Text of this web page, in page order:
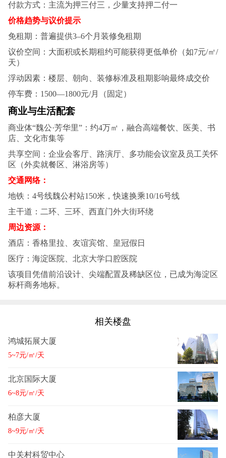
付款方式‌：主流为押三付三，少量支持押二付一
价格趋势与议价提示
免租期‌：普遍提供3–6个月装修免租期
议价空间‌：大面积或长期租约可能获得更低单价（如7元/㎡/
天）
浮动因素‌：楼层、朝向、装修标准及租期影响最终成交价
停车费：1500—1800元/月（固定）
商业与生活配套
商业体“魏公·芳华里”‌：约4万㎡，融合高端餐饮、医美、书
店、文化市集等‌
共享空间‌：企业会客厅、路演厅、多功能会议室及员工关怀
区（外卖就餐区、淋浴房等）‌
交通网络‌：
地铁：4号线魏公村站150米，快速换乘10/16号线‌
主干道：二环、三环、西直门外大街环绕‌
周边资源‌：
酒店：香格里拉、友谊宾馆、皇冠假日‌
医疗：海淀医院、北京大学口腔医院‌
该项目凭借前沿设计、尖端配置及稀缺区位，已成为海淀区
标杆商务地标‌。
相关楼盘
鸿城拓展大厦
5~7元/㎡/天
北京国际大厦
6~8元/㎡/天
柏彦大厦
8~9元/㎡/天
中关村科贸中心